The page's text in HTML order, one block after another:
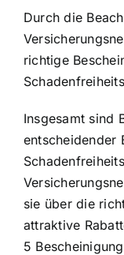
Durch die
richtige
Insgesamt sind
entscheidender
sie über die
attraktive
5